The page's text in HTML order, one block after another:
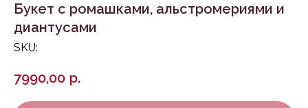
Букет с ромашками, альстромериями и
диантусами
SKU:
7990,00 р.